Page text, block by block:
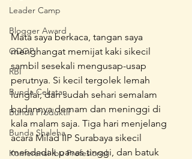
Leader Camp
Blogger Award
ODOP
RBI
Bunda Cekatan
Bunda Produktif
Bunda Shaleha
Konferensi Ibu Profesional
Mata saya berkaca, tangan saya
menghangat memijat kaki sikecil
sambil sesekali mengusap-usap
perutnya. Si kecil tergolek lemah
lunglai, dan sudah sehari semalam
badannya demam dan meninggi di
kala malam saja. Tiga hari menjelang
acara Milad IIP Surabaya sikecil
mendadak panas tinggi, dan batuk